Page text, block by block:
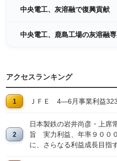
中央電工、灰溶融で復興貢献
中央電工、鹿島工場の灰溶融
アクセスランキング
ＪＦＥ 4―6月事業利益
日本製鉄の岩井尚彦・上席
旨 実力利益、年率９００
に、さらなる利益成長目指